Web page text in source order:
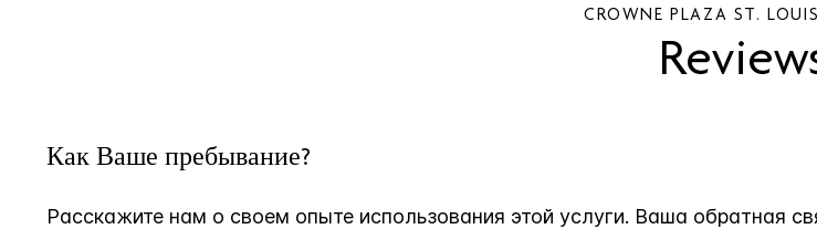
CROWNE PLAZA ST.
Как Ваше пребывание?
Расскажите нам о своем опыте использования этой услуги. Ваша обратная